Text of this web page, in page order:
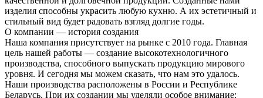
изделия способны украсить любую кухню. А их эстетичный и
стильный вид будет радовать взгляд долгие годы.
О компании — история создания
Наша компания присутствует на рынке с 2010 года. Главная
цель нашей работы — создание высокотехнологичного
производства, способного выпускать продукцию мирового
уровня. И сегодня мы можем сказать, что нам это удалось.
Наши производства расположены в России и Республике
Беларусь. При их создании мы уделяли особое внимание: